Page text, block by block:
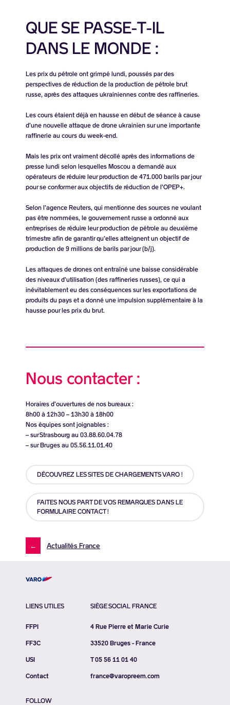
QUE SE PASSE-T-IL
DANS LE MONDE :
Les prix du pétrole ont grimpé lundi, poussés par des
perspectives de réduction de la production de pétrole brut
russe, après des attaques ukrainiennes contre des raffineries.
Les cours étaient déjà en hausse en début de séance à cause
d’une nouvelle attaque de drone ukrainien sur une importante
raffinerie au cours du week-end.
Mais les prix ont vraiment décollé après des informations de
presse lundi selon lesquelles Moscou a demandé aux
opérateurs de réduire leur production de 471.000 barils par jour
pour se conformer aux objectifs de réduction de l’OPEP+.
Selon l’agence Reuters, qui mentionne des sources ne voulant
pas être nommées, le gouvernement russe a ordonné aux
entreprises de réduire leur production de pétrole au deuxième
trimestre afin de garantir qu’elles atteignent un objectif de
production de 9 millions de barils par jour (b/j).
Les attaques de drones ont entraîné une baisse considérable
des niveaux d’utilisation (des raffineries russes), ce qui a
inévitablement eu des conséquences sur les exportations de
produits du pays et a donné une impulsion supplémentaire à la
hausse pour les prix du brut.
Nous contacter :
Horaires d’ouvertures de nos bureaux :
8h00 à 12h30 – 13h30 à 18h00
Nos équipes sont joignables :
– sur Strasbourg au 03.88.60.04.78
– sur Bruges au 05.56.11.01.40
DÉCOUVREZ LES SITES DE CHARGEMENTS VARO !
FAITES NOUS PART DE VOS REMARQUES DANS LE
FORMULAIRE CONTACT !
← Actualités France
LIENS UTILES
FFPI
FF3C
USI
Contact
SIÈGE SOCIAL FRANCE
4 Rue Pierre et Marie Curie
33520 Bruges - France
T 05 56 11 01 40
france@varopreem.com
FOLLOW